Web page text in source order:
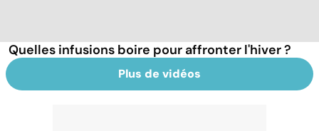
Quelles infusions boire pour affronter l'hiver ?
Plus de vidéos